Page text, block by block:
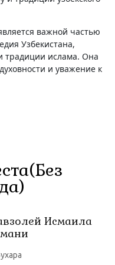
важной частью
Узбекистана,
традиции ислама. Она
и уважение к
Исмаила